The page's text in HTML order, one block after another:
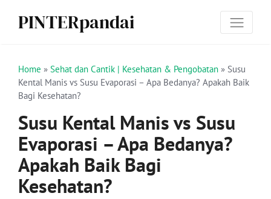
PINTERpandai
Home » Sehat dan Cantik | Kesehatan & Pengobatan » Susu
Kental Manis vs Susu Evaporasi – Apa Bedanya? Apakah Baik
Bagi Kesehatan?
Susu Kental Manis vs Susu
Evaporasi – Apa Bedanya?
Apakah Baik Bagi
Kesehatan?